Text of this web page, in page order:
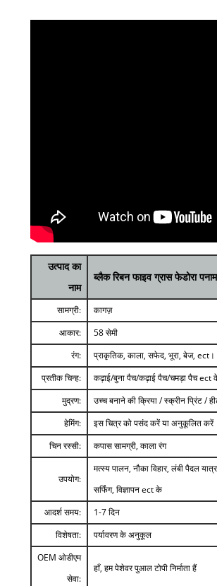
उत्पाद का
नाम
ब्लैक रिबन फाइव ग्रास फेडोरा
सामग्री:
कागज़
आकार:
58 सेमी
रंग:
प्राकृतिक, काला, सफेद, भूरा, बेज, ect।
प्रतीक चिन्ह:
कढ़ाई/बुना पैच/कढ़ाई पैच/चमड़ा पैच ect
मुद्रण:
उच्च बनाने की क्रिया / स्क्रीन प्रिंट /
हेमिंग:
इस चित्र को पसंद करें या अनुकूलित करें
चिन रस्सी:
कपास सामग्री, काला रंग
उपयोग:
मत्स्य पालन, नौका विहार, लंबी पैदल
सर्फिंग, विज्ञापन ect के
आदर्श समय:
1-7 दिन
विशेषता:
पर्यावरण के अनुकूल
OEM ओडीएम
सेवा:
हाँ, हम पेशेवर पुआल टोपी निर्माता हैं